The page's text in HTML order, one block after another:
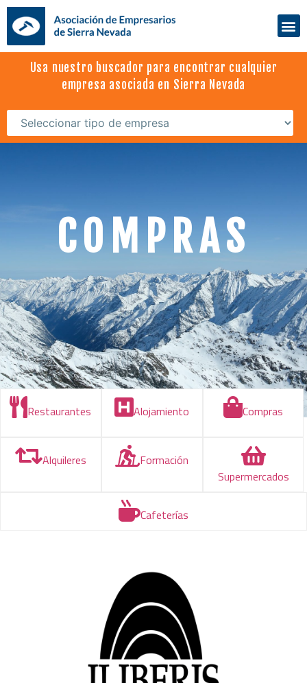
Usa nuestro buscador para encontrar cualquier
empresa asociada en Sierra Nevada
COMPRAS
Restaurantes Alojamiento Compras
Alquileres
Formación
Supermercados
Cafeterías